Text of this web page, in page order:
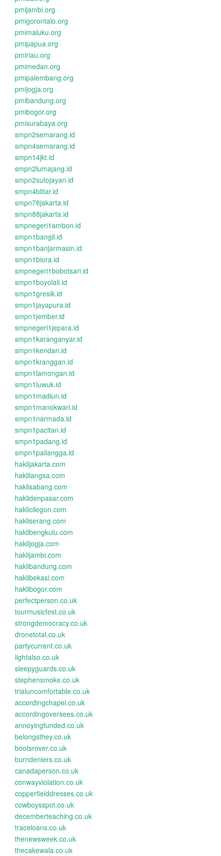
pmijambi.org
pmigorontalo.org
pmimaluku.org
pmipapua.org
pmiriau.org
pmimedan.org
pmipalembang.org
pmijogja.org
pmibandung.org
pmibogor.org
pmisurabaya.org
smpn2semarang.id
smpn4semarang.id
smpn14jkt.id
smpn2lumajang.id
smpn2sutojayan.id
smpn4blitar.id
smpn78jakarta.id
smpn88jakarta.id
smpnegeri1ambon.id
smpn1bangil.id
smpn1banjarmasin.id
smpn1biora.id
smpnegeri1bobotsari.id
smpn1boyolali.id
smpn1gresik.id
smpn1jayapura.id
smpn1jember.id
smpnegeri1jepara.id
smpn1karanganyar.id
smpn1kendari.id
smpn1kranggan.id
smpn1lamongan.id
smpn1luwuk.id
smpn1madiun.id
smpn1manokwari.id
smpn1narmada.id
smpn1pacitan.id
smpn1padang.id
smpn1pailangga.id
haklijakarta.com
haklilangsa.com
haklisabang.com
haklidenpasar.com
haklicilegon.com
hakliserang.com
haklibengkulu.com
haklijogja.com
haklijambi.com
haklibandung.com
haklibekasi.com
haklibogor.com
perfectperson.co.uk
tourmusicfest.co.uk
strongdemocracy.co.uk
dronetotal.co.uk
partycurrent.co.uk
lightalso.co.uk
sleepyguards.co.uk
stephensmoke.co.uk
trialuncomfortable.co.uk
accordingchapel.co.uk
accordingoversees.co.uk
annoyingfunded.co.uk
belongsthey.co.uk
bootsrover.co.uk
burndeniers.co.uk
canadaperson.co.uk
conwayviolation.co.uk
copperfielddresses.co.uk
cowboysspot.co.uk
decemberteaching.co.uk
traceloans.co.uk
thenewsweek.co.uk
thecakewala.co.uk